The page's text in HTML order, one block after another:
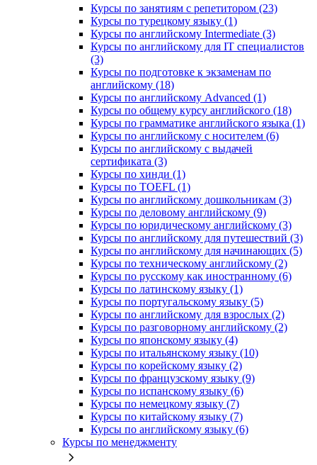
Курсы по занятиям с репетитором (23)
Курсы по турецкому языку (1)
Курсы по английскому Intermediate (3)
Курсы по английскому для IT специалистов
(3)
Курсы по подготовке к экзаменам по
английскому (18)
Курсы по английскому Advanced (1)
Курсы по общему курсу английского (18)
Курсы по грамматике английского языка (1)
Курсы по английскому с носителем (6)
Курсы по английскому с выдачей
сертификата (3)
Курсы по хинди (1)
Курсы по TOEFL (1)
Курсы по английскому дошкольникам (3)
Курсы по деловому английскому (9)
Курсы по юридическому английскому (3)
Курсы по английскому для путешествий (3)
Курсы по английскому для начинающих (5)
Курсы по техническому английскому (2)
Курсы по русскому как иностранному (6)
Курсы по латинскому языку (1)
Курсы по португальскому языку (5)
Курсы по английскому для взрослых (2)
Курсы по разговорному английскому (2)
Курсы по японскому языку (4)
Курсы по итальянскому языку (10)
Курсы по корейскому языку (2)
Курсы по французскому языку (9)
Курсы по испанскому языку (6)
Курсы по немецкому языку (7)
Курсы по китайскому языку (7)
Курсы по английскому языку (6)
Курсы по менеджменту